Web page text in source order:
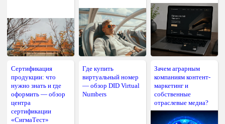
Сертификация
продукции: что
нужно знать и где
оформить — обзор
центра
сертификации
«СигмаТест»
Где купить
виртуальный номер
— обзор DID Virtual
Numbers
Зачем аграрным
компаниям контент-
маркетинг и
собственные
отраслевые медиа?